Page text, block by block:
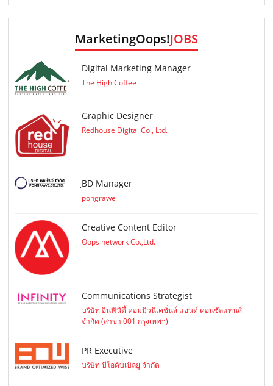
MarketingOops!JOBS
Digital Marketing Manager
The High Coffee
Graphic Designer
Redhouse Digital Co., Ltd.
ฺBD Manager
pongrawe
Creative Content Editor
Oops network Co.,Ltd.
Communications Strategist
บริษัท อินฟินิตี้ คอมมิวนิเคชั่นส์ แอนด์ คอนซัลแทนส์
จำกัด (สาขา 001 กรุงเทพฯ)
PR Executive
บริษัท บีโอดับเบิลยู จำกัด